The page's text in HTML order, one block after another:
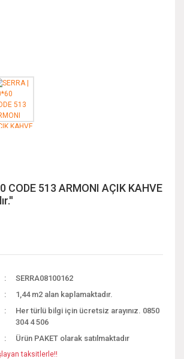
CODE 513 ARMONI AÇIK KAHVE
SERRA08100162
1,44 m2 alan kaplamaktadır.
Her türlü bilgi için ücretsiz arayınız. 0850
304 4 506
Ürün PAKET olarak satılmaktadır
taksitlerle!!